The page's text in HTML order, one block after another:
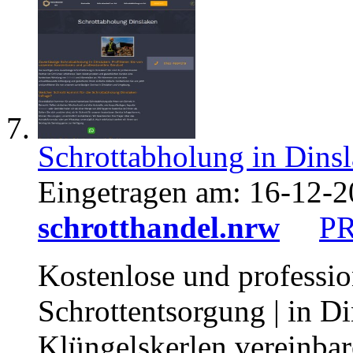
Schrottabholung in
Eingetragen am: 16-12-
schrotthandel.nrw
Kostenlose und
Schrottentsorgung | in
Klüngelskerlen